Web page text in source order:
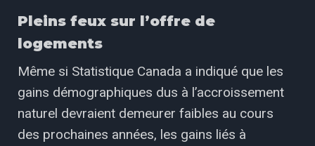
Pleins feux sur l’offre de
logements
Même si Statistique Canada a indiqué que les
gains démographiques dus à l’accroissement
naturel devraient demeurer faibles au cours
des prochaines années, les gains liés à